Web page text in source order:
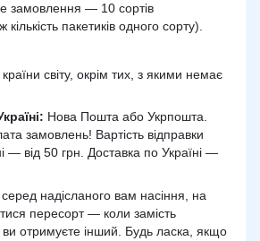
замовлення — 10 сортів
пакетиків одного сорту).
світу, окрім тих, з якими немає
Нова Пошта або Укрпошта.
замовлень! Вартість відправки
— від 50 грн. Доставка по Україні —
серед надісланого вам насіння, на
пересорт — коли замість
отримуєте інший. Будь ласка, якщо